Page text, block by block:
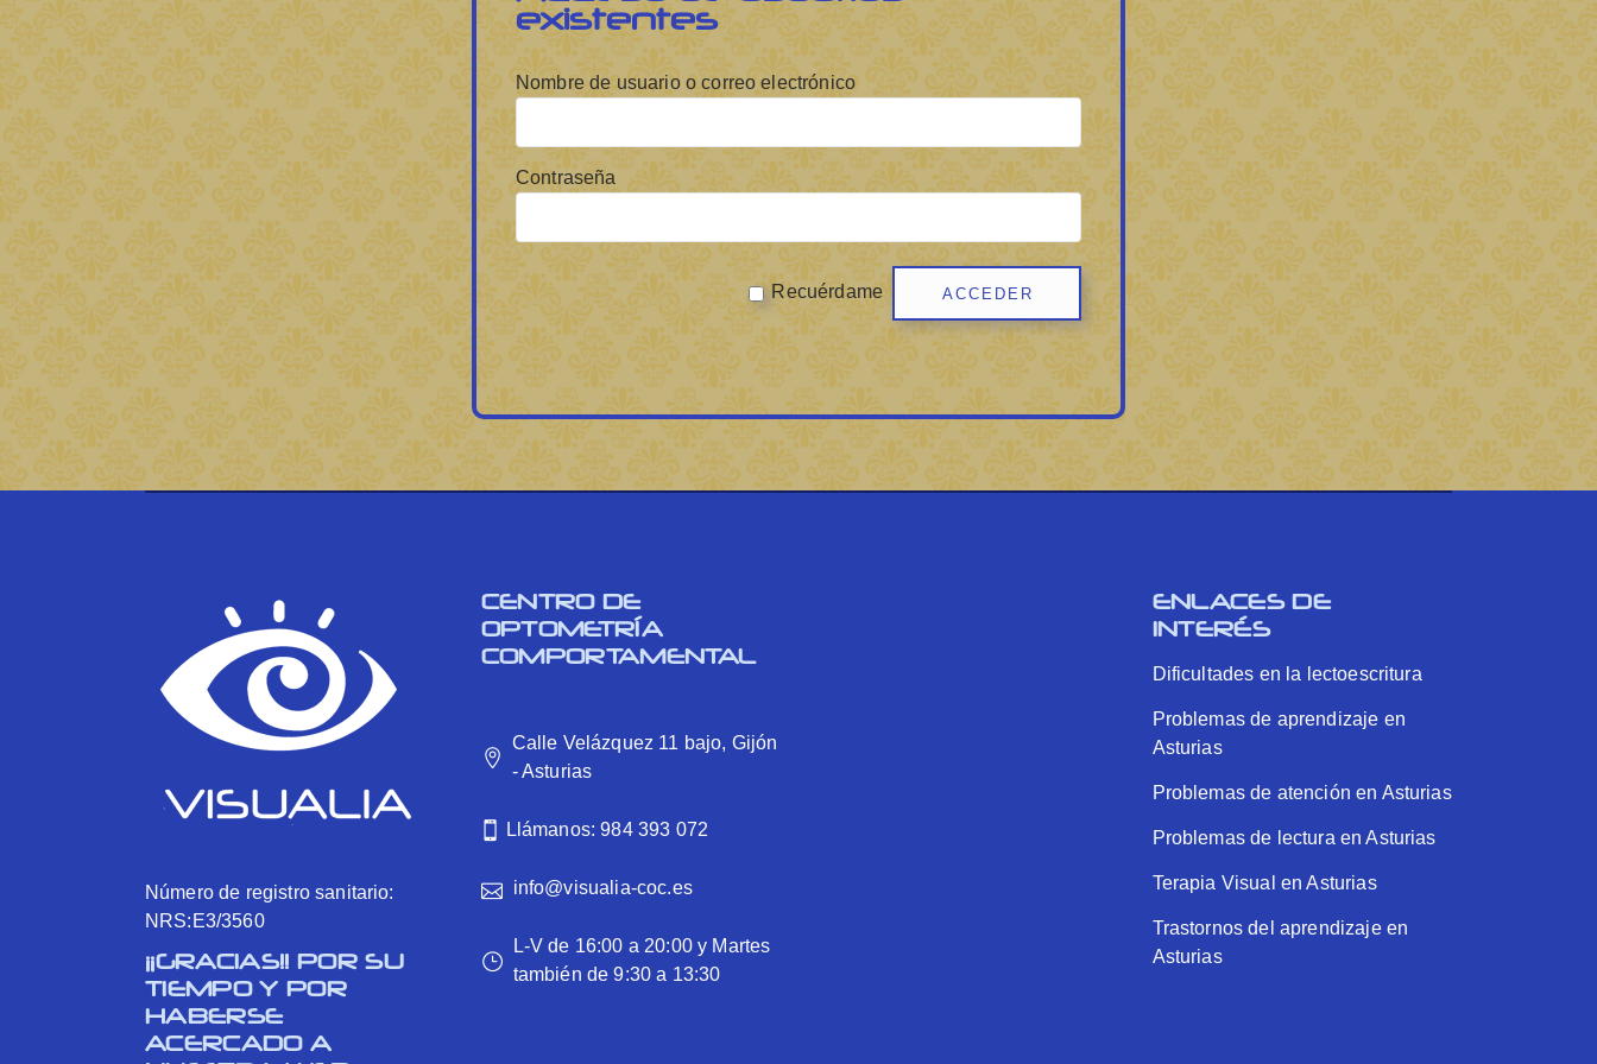
Forbrain
existentes
Nombre de usuario o correo electrónico
Contraseña
Recuérdame
Número de registro sanitario:
NRS:E3/3560
¡¡GRACIAS!! POR SU
TIEMPO Y POR
HABERSE
ACERCADO A
CENTRO DE
OPTOMETRÍA
COMPORTAMENTAL
Calle Velázquez 11 bajo, Gijón
- Asturias
Llámanos: 984 393 072
info@visualia-coc.es
L-V de 16:00 a 20:00 y Martes
también de 9:30 a 13:30
ENLACES DE
INTERÉS
Dificultades en la lectoescritura
Problemas de aprendizaje en
Asturias
Problemas de atención en Asturias
Problemas de lectura en Asturias
Terapia Visual en Asturias
Trastornos del aprendizaje en
Asturias